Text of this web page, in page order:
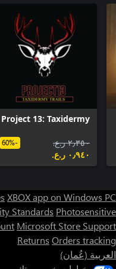
Project 13: Taxidermy
٢٫٣٥٠ ر.ع.‏
٠٫٩٤٠ ر.ع.‏
-60%
XBOX app on Windows PC
Standards Photosensitive
Microsoft Store Support
Returns Orders tracking
العربية (عُمان)